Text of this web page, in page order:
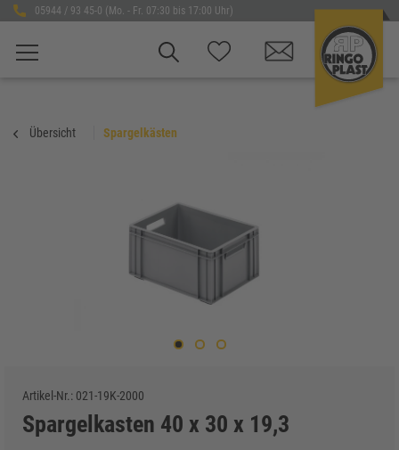
05944 / 93 45-0 (Mo. - Fr. 07:30 bis 17:00 Uhr)
Übersicht Spargelkästen
Artikel-Nr.: 021-19K-2000
Spargelkasten 40 x 30 x 19,3